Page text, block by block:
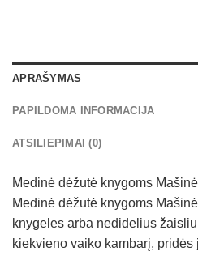
APRAŠYMAS
PAPILDOMA INFORMACIJA
ATSILIEPIMAI (0)
Medinė dėžutė knygoms
Medinė dėžutė knygoms
knygeles arba nedidelius
kiekvieno vaiko kambarį, pridės